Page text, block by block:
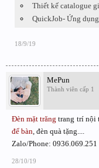
Thiết kế catalogue
QuickJob- Ứng
18/9/19
MePun
Thành viên cấp 1
Đèn mặt trăng trang trí nội
để bàn, đèn quà tặng....
Zalo/Phone: 0936.069.251
28/10/19